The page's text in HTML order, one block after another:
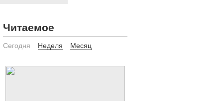
Читаемое
Сегодня Неделя Месяц